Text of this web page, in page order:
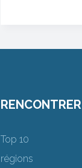
RENCONTRER
Top 10
régions